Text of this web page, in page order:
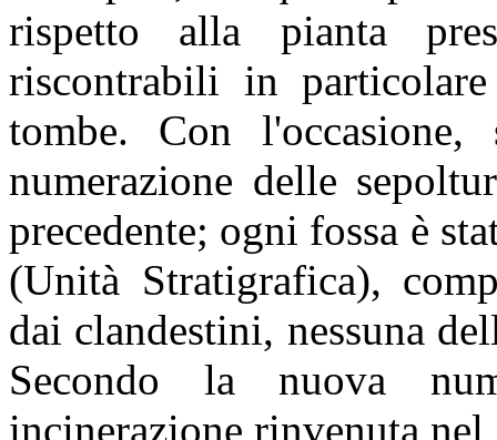
rispetto alla pianta
riscontrabili in
tombe. Con
numerazione delle
precedente; ogni fossa è
(Unità Stratigrafica),
dai clandestini, nessuna
Secondo la nuova
incinerazione rinvenuta